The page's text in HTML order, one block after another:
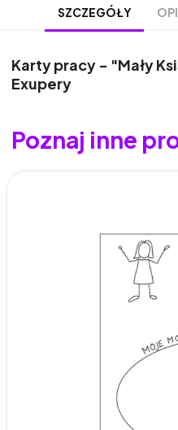
SZCZEGÓŁY
Karty pracy - "Mały
Exupery
Poznaj inne